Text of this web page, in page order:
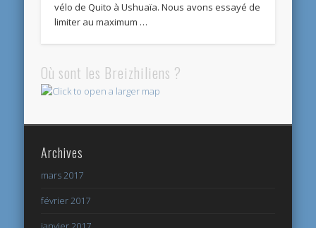
vélo de Quito à Ushuaïa. Nous avons essayé de
limiter au maximum …
Où sont les Breizhiliens ?
Archives
mars 2017
février 2017